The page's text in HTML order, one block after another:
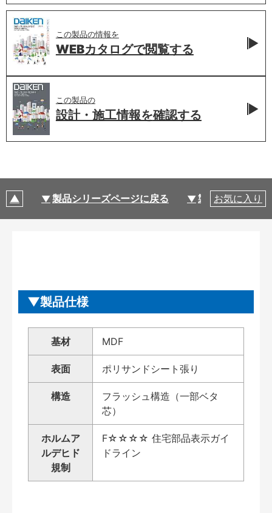
この製品の情報を
WEBカタログで閲覧する
この製品の
設計・施工情報を確認する
製品シリーズページに戻る 製品仕様
お気に入り
製品仕様
基材 MDF
表面 ポリサンドシート張り
構造
フラッシュ構造（一部ベタ
芯）
ホルムア
ルデヒド
規制
F☆☆☆☆ 住宅部品表示ガイ
ドライン